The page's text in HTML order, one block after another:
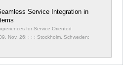
Service Integration in
for Service Oriented
Nov. 26; ; ; ; Stockholm, Schweden;